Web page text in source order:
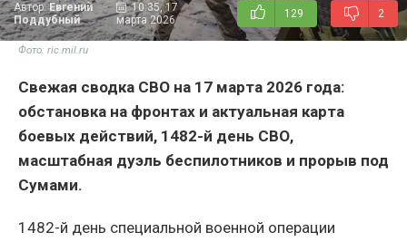
Автор:Евгений
Поддубный
10:35, 17
марта 2026
129 2
Фото: ric.mil.ru
Свежая сводка СВО на 17 марта 2026 года:
обстановка на фронтах и актуальная карта
боевых действий, 1482-й день СВО,
масштабная дуэль беспилотников и прорыв под
Сумами.
1482-й день специальной военной операции